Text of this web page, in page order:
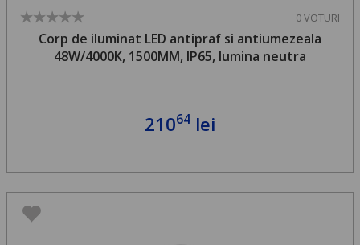
0 VOTURI
Corp de iluminat LED antipraf si antiumezeala
48W/4000K, 1500MM, IP65, lumina neutra
21064 lei